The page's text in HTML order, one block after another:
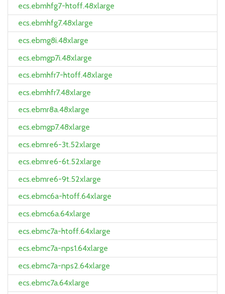
ecs.ebmhfg7-htoff.48xlarge
ecs.ebmhfg7.48xlarge
ecs.ebmg8i.48xlarge
ecs.ebmgp7i.48xlarge
ecs.ebmhfr7-htoff.48xlarge
ecs.ebmhfr7.48xlarge
ecs.ebmr8a.48xlarge
ecs.ebmgp7.48xlarge
ecs.ebmre6-3t.52xlarge
ecs.ebmre6-6t.52xlarge
ecs.ebmre6-9t.52xlarge
ecs.ebmc6a-htoff.64xlarge
ecs.ebmc6a.64xlarge
ecs.ebmc7a-htoff.64xlarge
ecs.ebmc7a-nps1.64xlarge
ecs.ebmc7a-nps2.64xlarge
ecs.ebmc7a.64xlarge